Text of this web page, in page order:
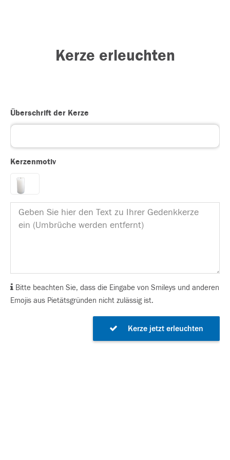
Kerze erleuchten
Überschrift der Kerze
Kerzenmotiv
Bitte beachten Sie, dass die Eingabe von Smileys und anderen
Emojis aus Pietätsgründen nicht zulässig ist.
Kerze jetzt erleuchten